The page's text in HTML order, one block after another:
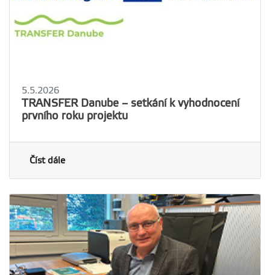
5.5.2026
TRANSFER Danube – setkání k vyhodnocení
prvního roku projektu
Číst dále